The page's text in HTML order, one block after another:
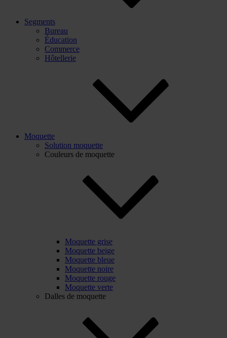
Segments
Bureau
Éducation
Commerce
Hôtellerie
Moquette
Solution moquette
Couleurs de moquette
Moquette grise
Moquette beige
Moquette bleue
Moquette noire
Moquette rouge
Moquette verte
Dalles de moquette